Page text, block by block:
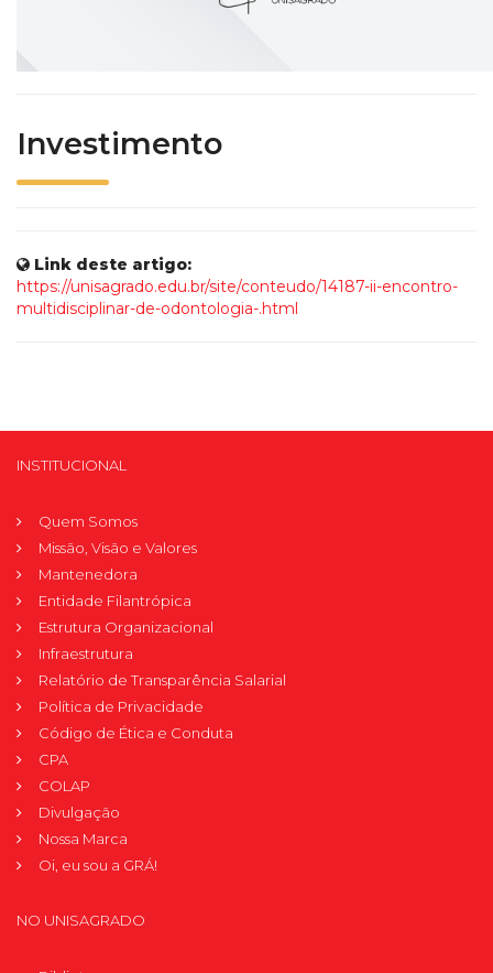
Investimento
Link deste artigo:
https://unisagrado.edu.br/site/conteudo/14187-ii-encontro-
multidisciplinar-de-odontologia-.html
INSTITUCIONAL
Quem Somos
Missão, Visão e Valores
Mantenedora
Entidade Filantrópica
Estrutura Organizacional
Infraestrutura
Relatório de Transparência Salarial
Política de Privacidade
Código de Ética e Conduta
CPA
COLAP
Divulgação
Nossa Marca
Oi, eu sou a GRÁ!
NO UNISAGRADO